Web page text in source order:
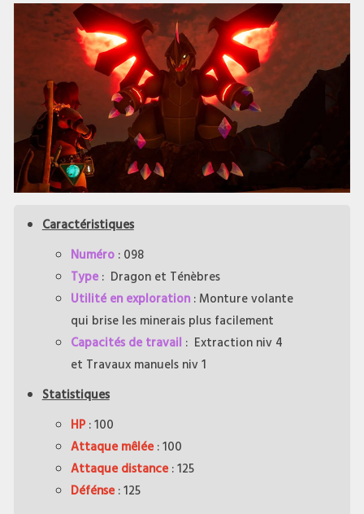
Caractéristiques
Numéro : 098
Type : Dragon et Ténèbres
Utilité en exploration: Monture volante
qui brise les minerais plus facilement
Capacités de travail : Extraction niv 4
et Travaux manuels niv 1
Statistiques
HP: 100
Attaque mêlée: 100
Attaque distance: 125
Défénse : 125